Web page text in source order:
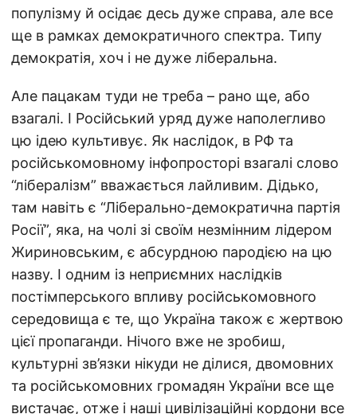
популізму й осідає десь дуже справа, але все
ще в рамках демократичного спектра. Типу
демократія, хоч і не дуже ліберальна.
Але пацакам туди не треба – рано ще, або
взагалі. І Російський уряд дуже наполегливо
цю ідею культивує. Як наслідок, в РФ та
російськомовному інфопросторі взагалі слово
“лібералізм” вважається лайливим. Дідько,
там навіть є “Ліберально-демократична партія
Росії”, яка, на чолі зі своїм незмінним лідером
Жириновським, є абсурдною пародією на цю
назву. І одним із неприємних наслідків
постімперського впливу російськомовного
середовища є те, що Україна також є жертвою
цієї пропаганди. Нічого вже не зробиш,
культурні зв’язки нікуди не ділися, двомовних
та російськомовних громадян України все ще
вистачає, отже і наші цивілізаційні кордони все